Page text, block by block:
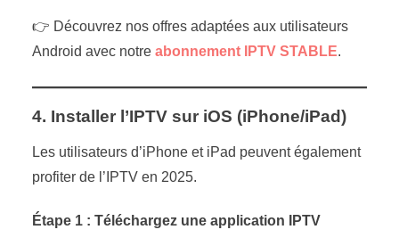
👉 Découvrez nos offres adaptées aux utilisateurs
Android avec notre abonnement IPTV STABLE.
4. Installer l’IPTV sur iOS (iPhone/iPad)
Les utilisateurs d’iPhone et iPad peuvent également
profiter de l’IPTV en 2025.
Étape 1 : Téléchargez une application IPTV